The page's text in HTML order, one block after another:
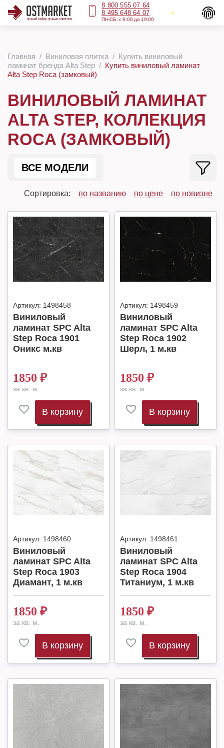
8 800 555 07 64
8 495 648 64 07
ПН-СБ: с 9:00 до 19:00
Главная Виниловая плитка
Купить виниловый
ламинат бренда Alta Step
Купить виниловый ламинат
Alta Step Roca (замковый)
ВИНИЛОВЫЙ ЛАМИНАТ
ALTA STEP, КОЛЛЕКЦИЯ
ROCA (ЗАМКОВЫЙ)
ВСЕ МОДЕЛИ
Сортировка: по названию по цене по новизне
Артикул: 1498458
Виниловый
ламинат SPC Alta
Step Roca 1901
Оникс м.кв
1850 ₽
за кв. м.
В корзину
Артикул: 1498459
Виниловый
ламинат SPC Alta
Step Roca 1902
Шерл, 1 м.кв
1850 ₽
за кв. м.
В корзину
Артикул: 1498460
Виниловый
ламинат SPC Alta
Step Roca 1903
Диамант, 1 м.кв
1850 ₽
за кв. м.
В корзину
Артикул: 1498461
Виниловый
ламинат SPC Alta
Step Roca 1904
Титаниум, 1 м.кв
1850 ₽
за кв. м.
В корзину